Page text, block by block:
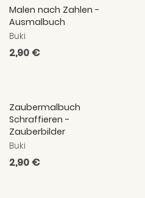
Malen nach Zahlen -
Ausmalbuch
Buki
Normaler
2,90 €
Zaubermalbuch
Schraffieren -
Zauberbilder
Buki
Normaler
2,90 €